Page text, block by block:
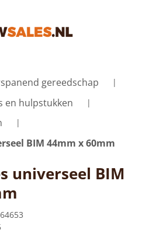
gereedschap
en hulpstukken
BIM 44mm x 60mm
universeel BIM